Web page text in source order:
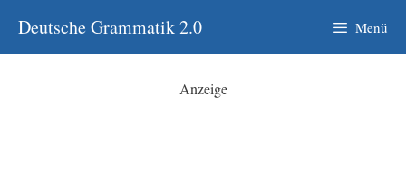
Inhalt
springen
Deutsche Grammatik 2.0 Menü
Anzeige